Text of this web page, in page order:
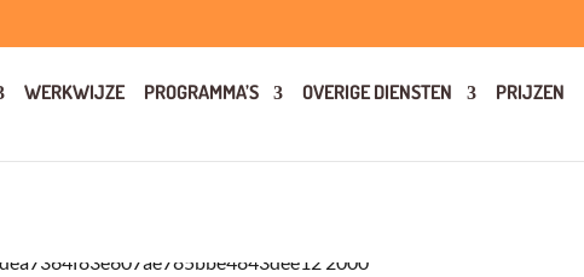
WERKWIJZE PROGRAMMA’S OVERIGE DIENSTEN PRIJZEN